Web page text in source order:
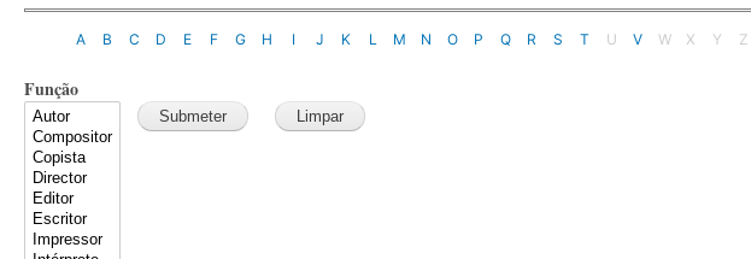
A B C D E F G H I J K L M N O P Q R S T U V W X Y Z
Função